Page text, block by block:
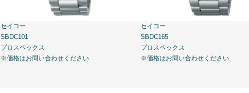
セイコー
SBDC101
プロスペックス
※価格はお問い合わせください
セイコー
SBDC165
プロスペックス
※価格はお問い合わせください